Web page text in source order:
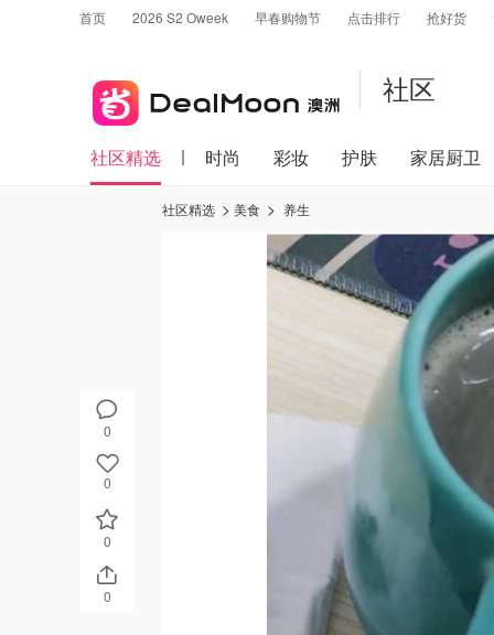
首页 2026 S2 Oweek 早春购物节 点击排行 抢好货
社区
社区精选 时尚 彩妆 护肤 家居厨卫
0
0
0
0
社区精选 美食 养生